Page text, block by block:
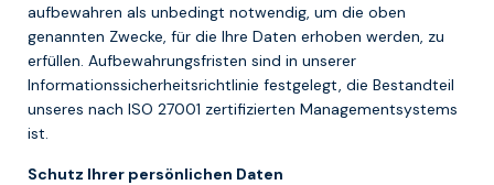
aufbewahren als unbedingt notwendig, um die oben
genannten Zwecke, für die Ihre Daten erhoben werden, zu
erfüllen. Aufbewahrungsfristen sind in unserer
Informationssicherheitsrichtlinie festgelegt, die Bestandteil
unseres nach ISO 27001 zertifizierten Managementsystems
ist.
Schutz Ihrer persönlichen Daten